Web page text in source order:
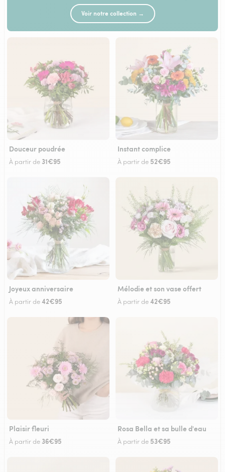
Voir notre collection →
Douceur poudrée
À partir de 31€95
Instant complice
À partir de 52€95
Joyeux anniversaire
À partir de42€95
Mélodie et son vase offert
À partir de42€95
Plaisir fleuri
À partir de 36€95
Rosa Bella et sa bulle d'eau
À partir de 53€95